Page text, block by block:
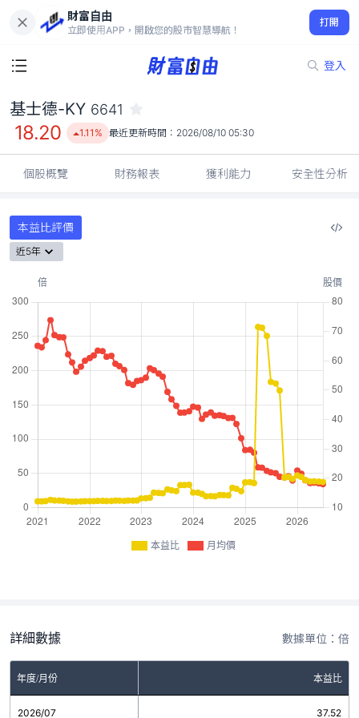
財富自由
立即使用APP，開啟您的股市智慧導航！
打開
登入
18.20
1.11%
基士德-KY 6641
18.20 1.11% 最近更新時間： 2026/08/10 05:30
個股概覽 財務報表 獲利能力 安全性分析
本益比評價
近5年
本益比 月均價
詳細數據 數據單位：倍
年度/月份 本益比
2026/07 37.52